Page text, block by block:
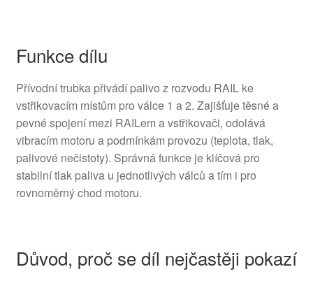
Funkce dílu
Přívodní trubka přivádí palivo z rozvodu RAIL ke
vstřikovacím místům pro válce 1 a 2. Zajišťuje těsné a
pevné spojení mezi RAILem a vstřikovači, odolává
vibracím motoru a podmínkám provozu (teplota, tlak,
palivové nečistoty). Správná funkce je klíčová pro
stabilní tlak paliva u jednotlivých válců a tím i pro
rovnoměrný chod motoru.
Důvod, proč se díl nejčastěji pokazí